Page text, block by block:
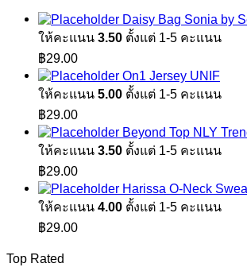
Daisy Bag Sonia by
ให้คะแนน 3.50 ตั้งแต่ 1-5 คะแนน
฿29.00
On1 Jersey UNIF
ให้คะแนน 5.00 ตั้งแต่ 1-5 คะแนน
฿29.00
Beyond Top NLY
ให้คะแนน 3.50 ตั้งแต่ 1-5 คะแนน
฿29.00
Harissa O-Neck
ให้คะแนน 4.00 ตั้งแต่ 1-5 คะแนน
฿29.00
Top Rated